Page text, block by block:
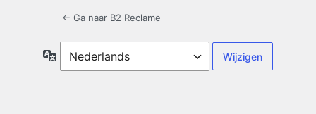
← Ga naar B2 Reclame
Taal